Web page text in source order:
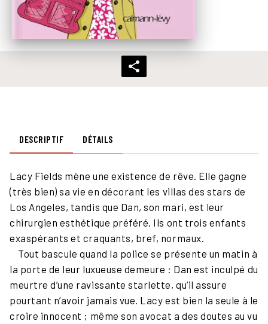
DESCRIPTIF DÉTAILS
Lacy Fields mène une existence de rêve. Elle gagne
(très bien) sa vie en décorant les villas des stars de
Los Angeles, tandis que Dan, son mari, est leur
chirurgien esthétique préféré. Ils ont trois enfants
exaspérants et craquants, bref, normaux.
Tout bascule quand la police se présente un matin à
la porte de leur luxueuse demeure : Dan est inculpé du
meurtre d’une ravissante starlette, qu’il assure
pourtant n’avoir jamais vue. Lacy est bien la seule à le
croire innocent ; même son avocat a des doutes au vu